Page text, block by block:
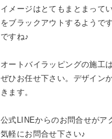
イメージはとてもまとまって
をブラックアウトするようで
ですね♪
オートバイラッピングの施工
ぜひお任せ下さい。デザイン
きます。
公式LINEからのお問合せがア
気軽にお問合せ下さい♪